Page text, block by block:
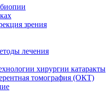
зрения
лечения
хирургии катаракты
томография (ОКТ)